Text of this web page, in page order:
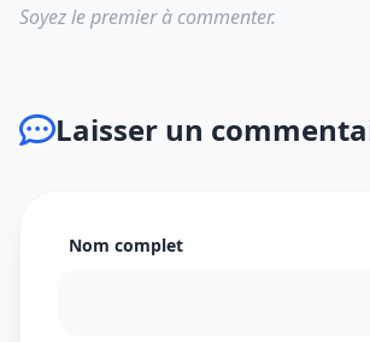
Soyez le premier à commenter.
Laisser un
Nom complet